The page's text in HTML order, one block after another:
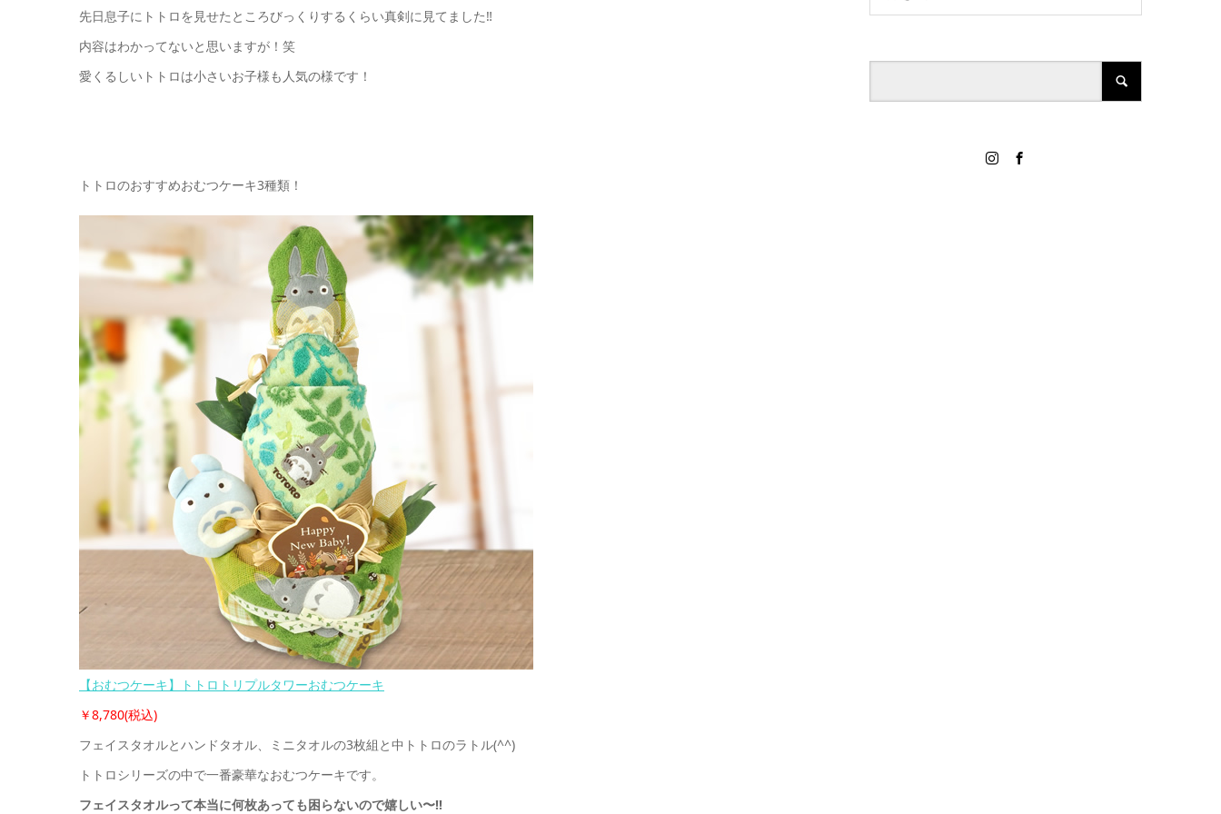
先日息子にトトロを見せたところびっくりするくらい真剣に見てました‼︎
内容はわかってないと思いますが！笑
愛くるしいトトロは小さいお子様も人気の様です！
トトロのおすすめおむつケーキ3種類！
【おむつケーキ】トトロトリプルタワーおむつケーキ
￥8,780(税込)
フェイスタオルとハンドタオル、ミニタオルの3枚組と中トトロのラトル(^^)
トトロシリーズの中で一番豪華なおむつケーキです。
フェイスタオルって本当に何枚あっても困らないので嬉しい〜‼︎